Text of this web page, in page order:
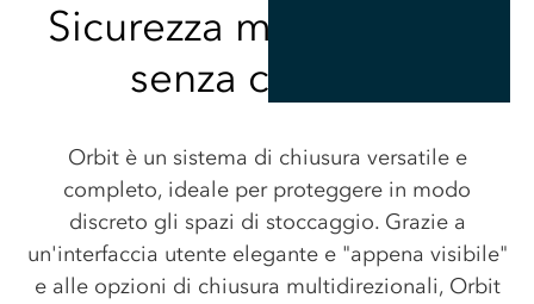
Sicurezza minimalista e
senza contatto
Orbit è un sistema di chiusura versatile e
completo, ideale per proteggere in modo
discreto gli spazi di stoccaggio. Grazie a
un'interfaccia utente elegante e "appena visibile"
e alle opzioni di chiusura multidirezionali, Orbit